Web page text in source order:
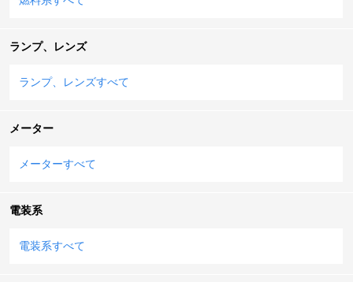
ランプ、レンズ
ランプ、レンズすべて
メーター
メーターすべて
電装系
電装系すべて